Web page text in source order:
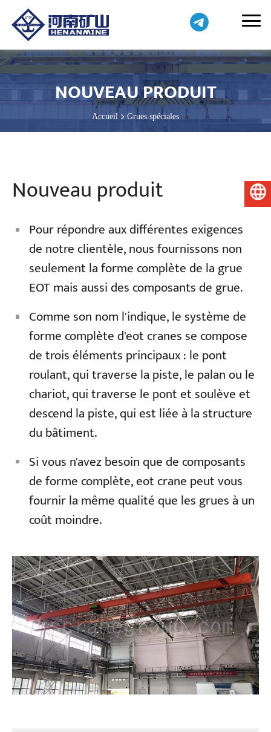
Projets
Blogs
Nouvelles
Demandes
À propos de nous
Contactez-nous
NOUVEAU PRODUIT
Accueil Grues spéciales
Nouveau produit
Pour répondre aux différentes exigences
de notre clientèle, nous fournissons non
seulement la forme complète de la grue
EOT mais aussi des composants de grue.
Comme son nom l'indique, le système de
forme complète d'eot cranes se compose
de trois éléments principaux : le pont
roulant, qui traverse la piste, le palan ou le
chariot, qui traverse le pont et soulève et
descend la piste, qui est liée à la structure
du bâtiment.
Si vous n'avez besoin que de composants
de forme complète, eot crane peut vous
fournir la même qualité que les grues à un
coût moindre.
Français